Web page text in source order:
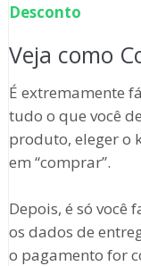
Desconto
Veja como
É extremamente
tudo o que você
produto, eleger o
em “comprar”.
Depois, é só você
os dados de
o pagamento for